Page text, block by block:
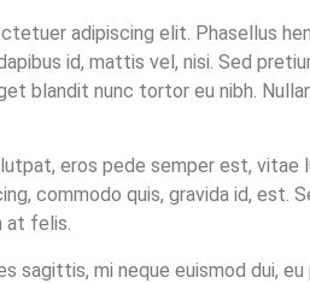
adipiscing elit. Phasellus
id, mattis vel, nisi. Sed
blandit nunc tortor eu nibh.
eros pede semper est, vitae
commodo quis, gravida id, est.
at felis.
mi neque euismod dui, eu